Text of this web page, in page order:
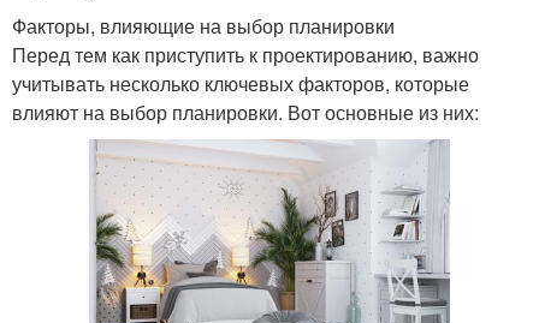
Факторы, влияющие на выбор планировки
Перед тем как приступить к проектированию, важно
учитывать несколько ключевых факторов, которые
влияют на выбор планировки. Вот основные из них: